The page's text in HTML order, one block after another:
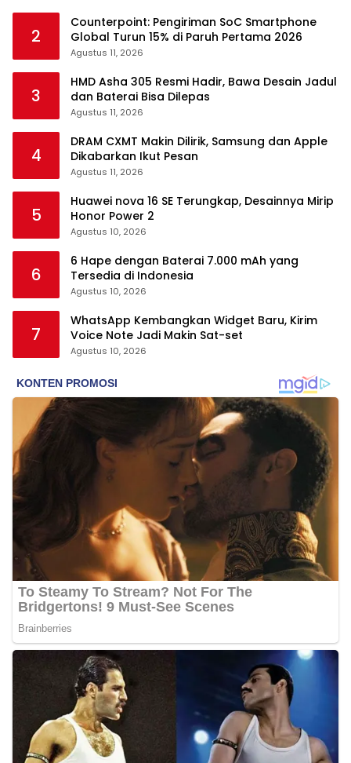
2
Counterpoint: Pengiriman SoC Smartphone
Global Turun 15% di Paruh Pertama 2026
Agustus 11, 2026
3
HMD Asha 305 Resmi Hadir, Bawa Desain Jadul
dan Baterai Bisa Dilepas
Agustus 11, 2026
4
DRAM CXMT Makin Dilirik, Samsung dan Apple
Dikabarkan Ikut Pesan
Agustus 11, 2026
5
Huawei nova 16 SE Terungkap, Desainnya Mirip
Honor Power 2
Agustus 10, 2026
6
6 Hape dengan Baterai 7.000 mAh yang
Tersedia di Indonesia
Agustus 10, 2026
7
WhatsApp Kembangkan Widget Baru, Kirim
Voice Note Jadi Makin Sat-set
Agustus 10, 2026